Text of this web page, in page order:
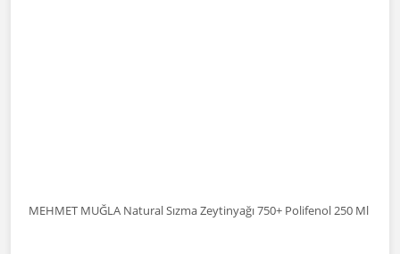
MEHMET MUĞLA Natural Sızma Zeytinyağı 750+ Polifenol 250 Ml